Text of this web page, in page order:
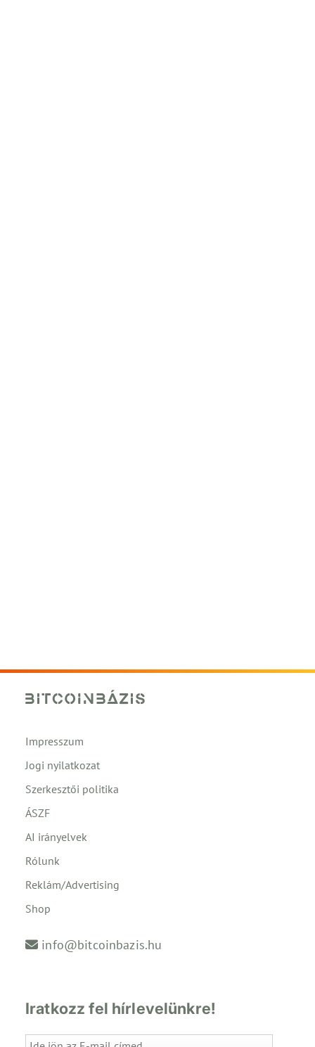
Impresszum
Jogi nyilatkozat
Szerkesztői politika
ÁSZF
AI irányelvek
Rólunk
Reklám/Advertising
Shop
info@bitcoinbazis.hu
Iratkozz fel hírlevelünkre!